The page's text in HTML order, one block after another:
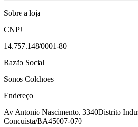
Sobre a loja
CNPJ
14.757.148/0001-80
Razão Social
Sonos Colchoes
Endereço
Av Antonio Nascimento, 3340Distrito
Conquista/BA45007-070